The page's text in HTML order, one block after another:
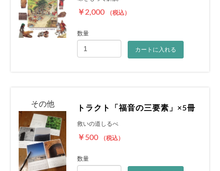
￥2,000 （税込）
数量
カートに入れる
その他 トラクト「福音の三要素」×5冊
救いの道しるべ
￥500 （税込）
数量